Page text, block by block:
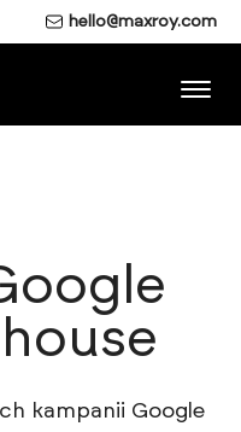
hello@maxroy.com
kampanii Google